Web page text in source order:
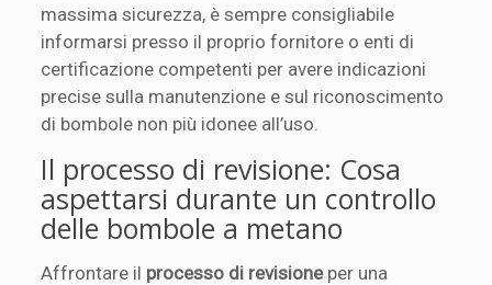
massima sicurezza, è sempre consigliabile
informarsi presso il proprio fornitore o enti di
certificazione competenti per avere indicazioni
precise sulla manutenzione e sul riconoscimento
di bombole non più idonee all’uso.
Il processo di revisione: Cosa
aspettarsi durante un controllo
delle bombole a metano
Affrontare il processo di revisioneper una